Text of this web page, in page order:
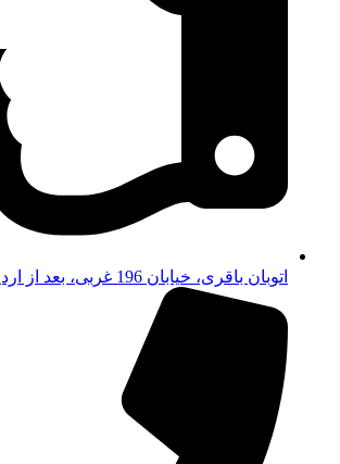
اتوبان باقری، خیابان 196 غربی، بعد از اردیبهشت، پلاک77